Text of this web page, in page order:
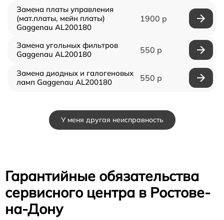
Замена платы управления
(мат.платы, мейн платы)
Gaggenau AL200180
1900 р
Замена угольных фильтров
Gaggenau AL200180
550 р
Замена диодных и галогеновых
ламп Gaggenau AL200180
550 р
У меня другая неисправность
Гарантийные обязательства
сервисного центра в Ростове-
на-Дону